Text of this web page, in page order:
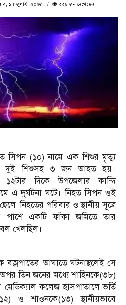
১৭ জুলাই, ২০২৫
২২৯ জন দেখেছেন
সিপন (১০) নামে এক শিশুর মৃত্যু
দুই শিশুসহ ৩ জন আহত হয়।
দিকে উপজেলার কান্দি
এ দুর্ঘটনা ঘটে। নিহত সিপন ওই
পরিবার ও স্থানীয় সূত্রে
পাশে একটি ফাঁকা জমিতে তার
খেলছিল।
বজ্রপাতের আঘাতে ঘটনাস্থলেই সে
তিন জনের মধ্যে শাহিনকে(৩৮)
কলেজ হাসপাতালে ভর্তি
ও শাওনকে(১৩) স্থানীয়ভাবে